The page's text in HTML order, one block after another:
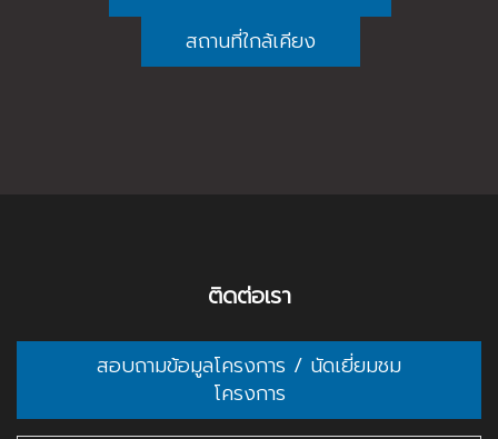
สถานที่ใกล้เคียง
สอบถามข้อมูลโครงการ / นัดเยี่ยมชม
โครงการ